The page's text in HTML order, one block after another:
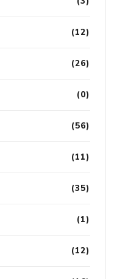
(12)
(26)
(0)
(56)
(11)
(35)
(1)
(12)